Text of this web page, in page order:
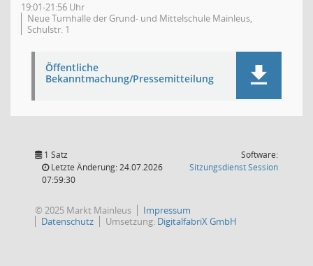
19:01-21:56 Uhr
Neue Turnhalle der Grund- und Mittelschule Mainleus,
Schulstr. 1
Öffentliche
Bekanntmachung/Pressemitteilung
1 Satz
Letzte Änderung: 24.07.2026
07:59:30
Software:
SitzungsdienstSession(Wird in
© 2025 Markt Mainleus
Impressum
Datenschutz
Umsetzung: DigitalfabriX GmbH